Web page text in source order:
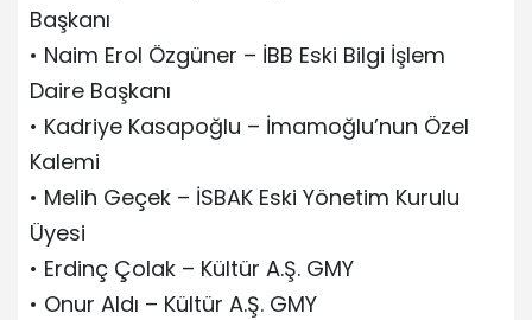
Başkanı
• Naim Erol Özgüner – İBB Eski Bilgi İşlem
Daire Başkanı
• Kadriye Kasapoğlu – İmamoğlu’nun Özel
Kalemi
• Melih Geçek – İSBAK Eski Yönetim Kurulu
Üyesi
• Erdinç Çolak – Kültür A.Ş. GMY
• Onur Aldı – Kültür A.Ş. GMY